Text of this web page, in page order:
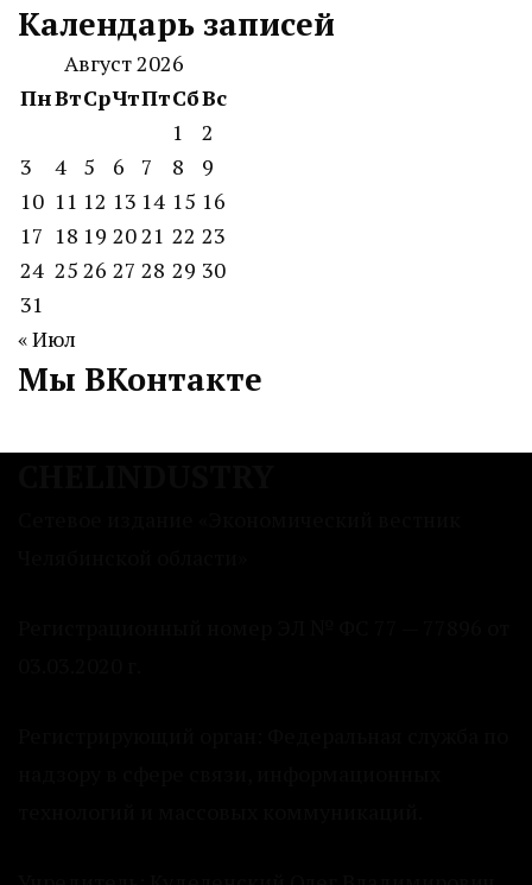
Календарь записей
Август 2026
ПнВтСрЧтПтСбВс
1
2
3
4 5 6 7 8
9
10 11 12 13 14 15 16
17 18 19 2021 22 23
24 25 26 27 28 29 30
31
« Июл
Мы ВКонтакте